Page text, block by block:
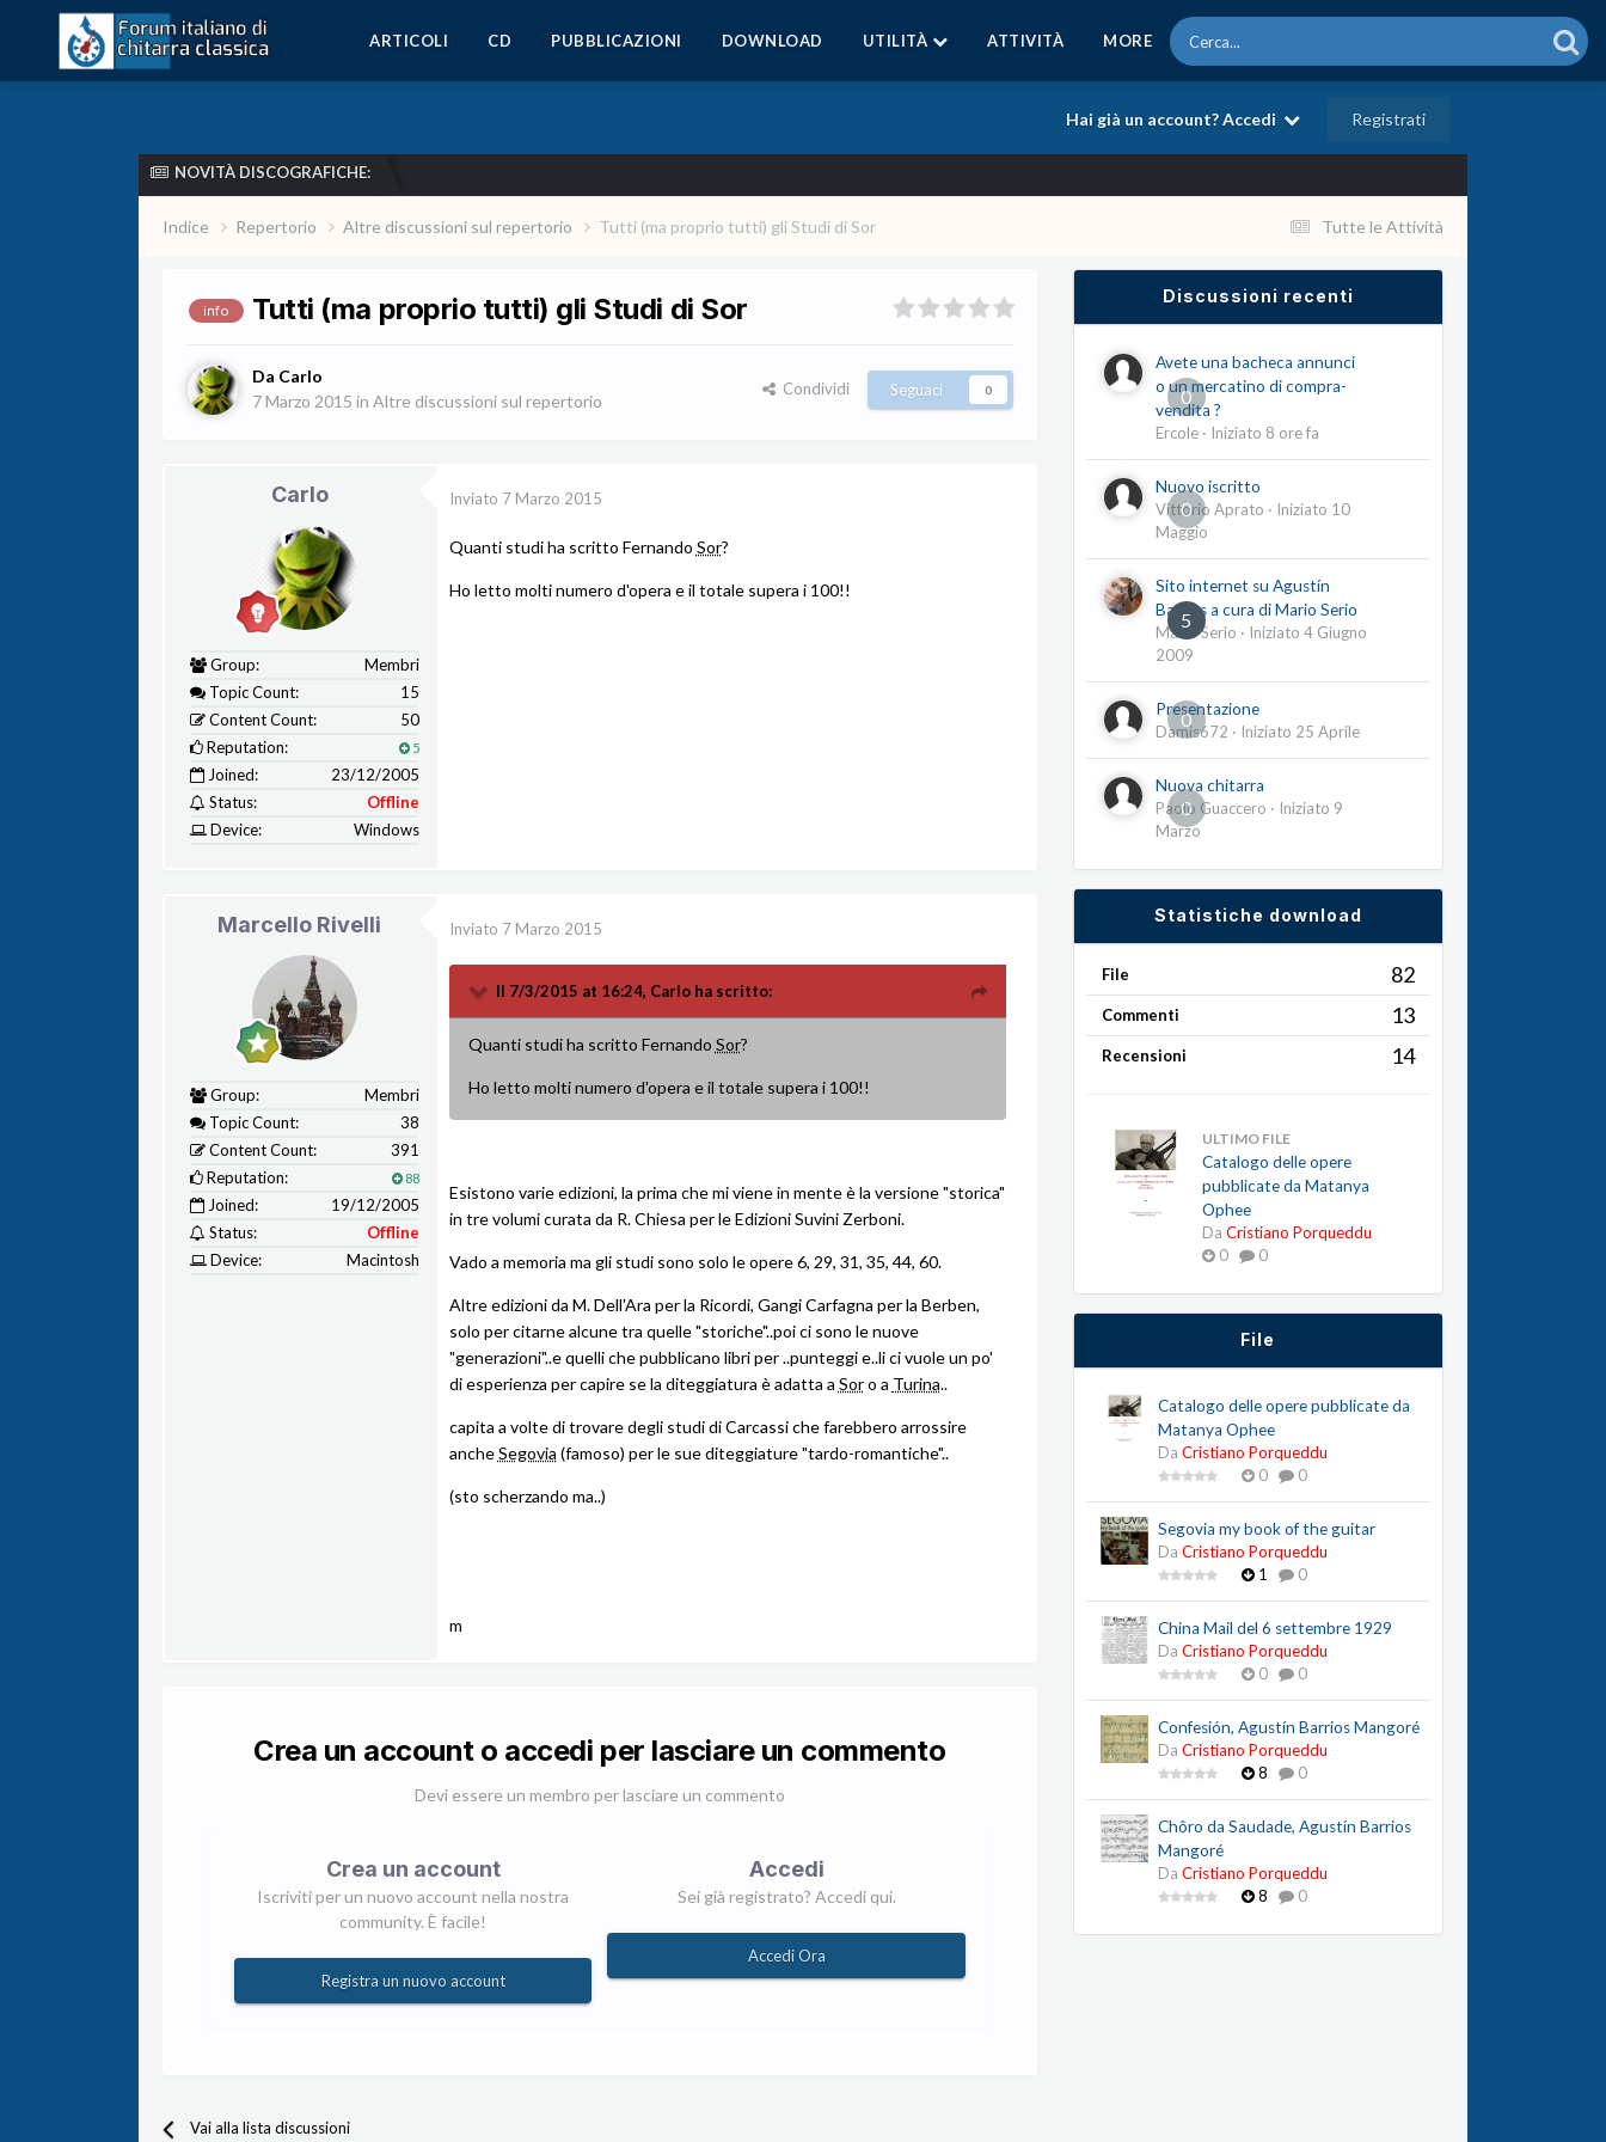
ARTICOLI CD PUBBLICAZIONI DOWNLOAD UTILITÀ ATTIVITÀ MORE
Hai già un account? Accedi Registrati
NOVITÀ DISCOGRAFICHE:
Tutte le Attività
Indice Repertorio Altre discussioni sul repertorio Tutti (ma proprio tutti) gli Studi di Sor
info Tutti (ma proprio tutti) gli Studi di Sor
Da Carlo
7 Marzo 2015 in Altre discussioni sul repertorio
Condividi Seguaci 0
Carlo
Group:
Membri
Topic Count:
15
Content Count:
50
Reputation:
5
Joined:
23/12/2005
Status:
Offline
Device:
Windows
Inviato 7 Marzo 2015
Quanti studi ha scritto Fernando Sor?
Ho letto molti numero d'opera e il totale supera i 100!!
Marcello Rivelli
Group:
Membri
Topic Count:
38
Content Count:
391
Reputation:
88
Joined:
19/12/2005
Status:
Offline
Device:
Macintosh
Inviato 7 Marzo 2015
Il 7/3/2015 at 16:24, Carlo ha scritto:
Quanti studi ha scritto Fernando Sor?
Ho letto molti numero d'opera e il totale supera i 100!!
Esistono varie edizioni, la prima che mi viene in mente è la versione "storica"
in tre volumi curata da R. Chiesa per le Edizioni Suvini Zerboni.
Vado a memoria ma gli studi sono solo le opere 6, 29, 31, 35, 44, 60.
Altre edizioni da M. Dell'Ara per la Ricordi, Gangi Carfagna per la Berben,
solo per citarne alcune tra quelle "storiche"..poi ci sono le nuove
"generazioni"..e quelli che pubblicano libri per ..punteggi e..li ci vuole un po'
di esperienza per capire se la diteggiatura è adatta a Soro a Turina..
capita a volte di trovare degli studi di Carcassi che farebbero arrossire
ancheSegovia (famoso) per le sue diteggiature "tardo-romantiche"..
(sto scherzando ma..)
m
Crea un account o accedi per lasciare un commento
Devi essere un membro per lasciare un commento
Crea un account
Iscriviti per un nuovo account nella nostra
community. È facile!
Registra un nuovo account
Accedi
Sei già registrato? Accedi qui.
Accedi Ora
Vai alla lista discussioni
Discussioni recenti
0
Avete una bacheca annunci
o un mercatino di compra-
vendita ?
Ercole· Iniziato 8 ore fa
0
Nuovo iscritto
Vittorio Aprato · Iniziato 10
Maggio
5
Sito internet su Agustín
Barrios a cura di Mario Serio
Mario Serio · Iniziato 4 Giugno
2009
0
Presentazione
Damis672 · Iniziato 25 Aprile
0
Nuova chitarra
Paolo Guaccero · Iniziato 9
Marzo
Statistiche download
File 82
Commenti 13
Recensioni 14
ULTIMO FILE
Catalogo delle opere
pubblicate da Matanya
Ophee
Da Cristiano Porqueddu
0
0
File
Catalogo delle opere pubblicate da
Matanya Ophee
Da Cristiano Porqueddu
0
0
Segovia my book of the guitar
Da Cristiano Porqueddu
1
0
China Mail del 6 settembre 1929
Da Cristiano Porqueddu
0
0
Confesión, Agustín Barrios Mangoré
Da Cristiano Porqueddu
8
0
Chôro da Saudade, Agustín Barrios
Mangoré
Da Cristiano Porqueddu
8
0